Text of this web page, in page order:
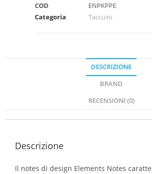
COD
ENPKPPE
Categoria
Taccuini
DESCRIZIONE
BRAND
RECENSIONI (0)
Descrizione
Il notes di design Elements Notes